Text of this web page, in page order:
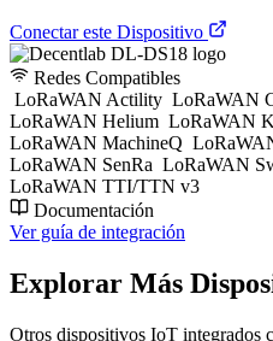
Conectar este Dispositivo
Redes Compatibles
LoRaWAN Actility LoRaWAN
LoRaWAN Helium LoRaWAN
LoRaWAN MachineQ
LoRaWAN SenRa LoRaWAN
LoRaWAN TTI/TTN v3
Documentación
Ver guía de integración
Explorar Más
Otros dispositivos IoT integrados